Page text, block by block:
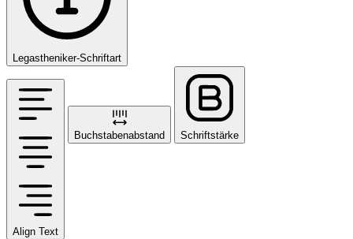
Legastheniker-Schriftart
Align Text
Buchstabenabstand Schriftstärke